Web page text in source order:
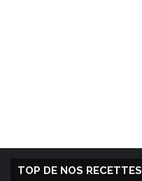
TOP DE NOS RECETTES